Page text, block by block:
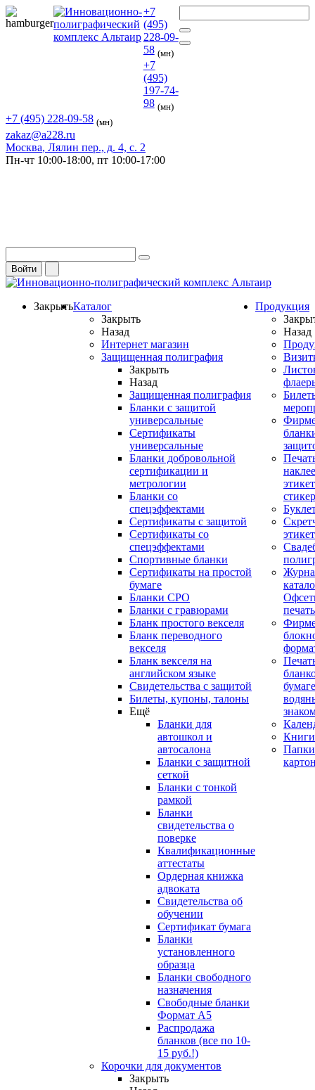
+7
(495)
228-09-
58 (мн)
+7
(495)
197-74-
98 (мн)
+7 (495) 228-09-58 (мн)
zakaz@a228.ru
Москва, Лялин пер., д. 4, с. 2
Пн-чт 10:00-18:00, пт 10:00-17:00
Войти
ЗакрытьКаталог
Закрыть
Назад
Интернет магазин
Защищенная полиграфия
Закрыть
Назад
Защищенная полиграфия
Бланки с защитой
универсальные
Сертификаты
универсальные
Бланки добровольной
сертификации и
метрологии
Бланки со
спецэффектами
Сертификаты с защитой
Сертификаты со
спецэффектами
Спортивные бланки
Cертификаты на простой
бумаге
Бланки СРО
Бланки с гравюрами
Бланк простого векселя
Бланк переводного
векселя
Бланк векселя на
английском языке
Свидетельства с защитой
Билеты, купоны, талоны
Ещё
Бланки для
автошкол и
автосалона
Бланки с защитной
сеткой
Бланки с тонкой
рамкой
Бланки
свидетельства о
поверке
Квалификационные
аттестаты
Ордерная книжка
адвоката
Свидетельства об
обучении
Сертификат бумага
Бланки
установленного
образца
Бланки свободного
назначения
Свободные бланки
Формат А5
Распродажа
бланков (все по 10-
15 руб.!)
Корочки для документов
Закрыть
Продукция
Назад
печать
Книги
Папки